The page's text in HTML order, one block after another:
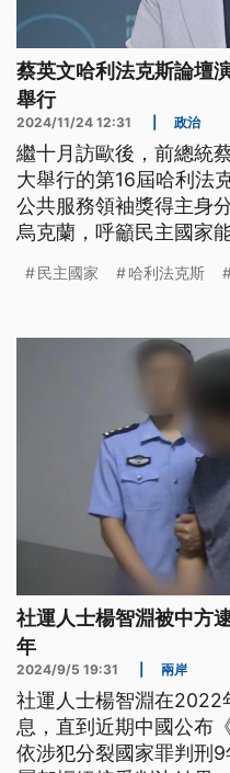
蔡英文哈利法克斯論壇
舉行
2024/11/24 12:31 政治
繼十月訪歐後，前總統
大舉行的第16屆哈利法
公共服務領袖獎得主身
烏克蘭，呼籲民主國家
月，論壇將首度在台北舉
民主國家 哈利法克斯
社運人士楊智淵被中方
年
2024/9/5 19:31 兩岸
社運人士楊智淵在2022
息，直到近期中國公布
依涉犯分裂國家罪判刑